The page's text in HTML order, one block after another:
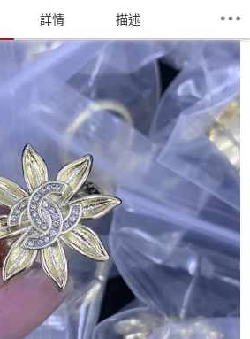
詳情 描述